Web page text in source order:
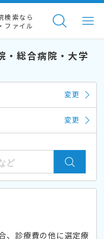
検索なら
ファイル
・総合病院・大学
変更
変更
、診療費の他に選定療